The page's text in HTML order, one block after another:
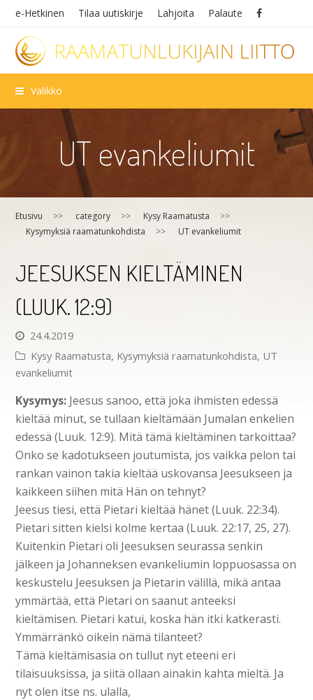
e-Hetkinen Tilaa uutiskirje Lahjoita Palaute
Valikko
UT evankeliumit
Etusivu >> category >> Kysy Raamatusta
>>
Kysymyksiä raamatunkohdista
>> UT evankeliumit
JEESUKSEN KIELTÄMINEN
(LUUK. 12:9)
24.4.2019
Kysy Raamatusta, Kysymyksiä raamatunkohdista, UT
evankeliumit
Kysymys: Jeesus sanoo, että joka ihmisten edessä
kieltää minut, se tullaan kieltämään Jumalan enkelien
edessä (Luuk. 12:9). Mitä tämä kieltäminen tarkoittaa?
Onko se kadotukseen joutumista, jos vaikka pelon tai
rankan vainon takia kieltää uskovansa Jeesukseen ja
kaikkeen siihen mitä Hän on tehnyt?
Jeesus tiesi, että Pietari kieltää hänet (Luuk. 22:34).
Pietari sitten kielsi kolme kertaa (Luuk. 22:17, 25, 27).
Kuitenkin Pietari oli Jeesuksen seurassa senkin
jälkeen ja Johanneksen evankeliumin loppuosassa on
keskustelu Jeesuksen ja Pietarin välillä, mikä antaa
ymmärtää, että Pietari on saanut anteeksi
kieltämisen. Pietari katui, koska hän itki katkerasti.
Ymmärränkö oikein nämä tilanteet?
Tämä kieltämisasia on tullut nyt eteeni eri
tilaisuuksissa, ja siitä ollaan ainakin kahta mieltä. Ja
nyt olen itse ns. ulalla,